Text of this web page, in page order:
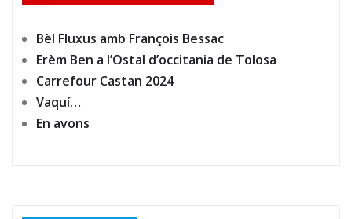
Bèl Fluxus amb François Bessac
Erèm Ben a l’Ostal d’occitania de Tolosa
Carrefour Castan 2024
Vaquí…
En avons